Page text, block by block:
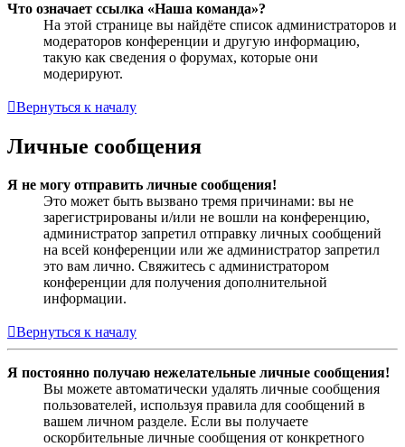
Что означает ссылка «Наша команда»?
На этой странице вы найдёте список администраторов и
модераторов конференции и другую информацию,
такую как сведения о форумах, которые они
модерируют.
Вернуться к началу
Личные сообщения
Я не могу отправить личные сообщения!
Это может быть вызвано тремя причинами: вы не
зарегистрированы и/или не вошли на конференцию,
администратор запретил отправку личных сообщений
на всей конференции или же администратор запретил
это вам лично. Свяжитесь с администратором
конференции для получения дополнительной
информации.
Вернуться к началу
Я постоянно получаю нежелательные личные сообщения!
Вы можете автоматически удалять личные сообщения
пользователей, используя правила для сообщений в
вашем личном разделе. Если вы получаете
оскорбительные личные сообщения от конкретного